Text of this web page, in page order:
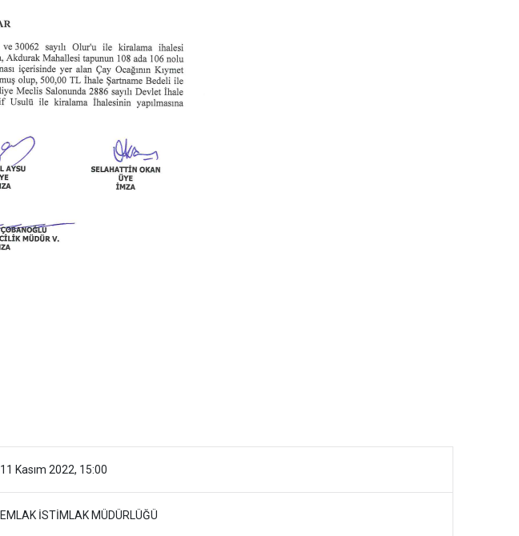
11 Kasım 2022, 15:00
EMLAK İSTİMLAK MÜDÜRLÜĞÜ